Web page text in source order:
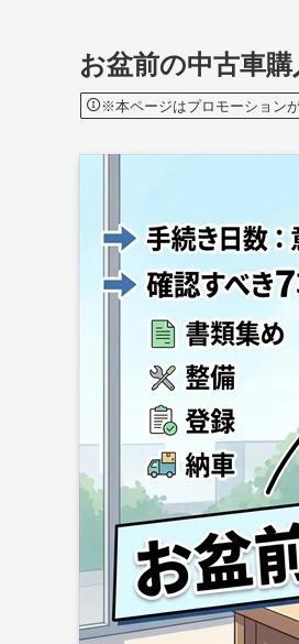
お盆前の中古車
※本ページはプロモーション